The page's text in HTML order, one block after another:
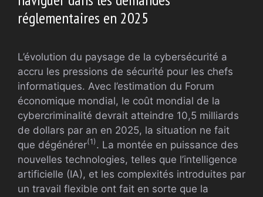
réglementaires en 2025
L’évolution du paysage de la cybersécurité a
accru les pressions de sécurité pour les chefs
informatiques. Avec l’estimation du Forum
économique mondial, le coût mondial de la
cybercriminalité devrait atteindre 10,5 milliards
de dollars par an en 2025, la situation ne fait
que dégénérer(1). La montée en puissance des
nouvelles technologies, telles que l’intelligence
artificielle (IA), et les complexités introduites par
un travail flexible ont fait en sorte que la